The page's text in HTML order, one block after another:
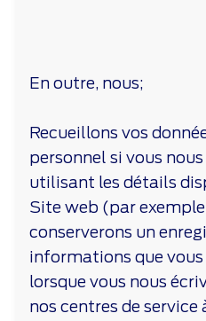
En outre, nous;
Recueillons vos
personnel si vous
utilisant les détails
Site web (par
conserverons un
informations que
lorsque vous nous
nos centres de